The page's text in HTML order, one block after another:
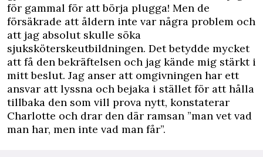
för gammal för att börja plugga! Men de
försäkrade att åldern inte var några problem och
att jag absolut skulle söka
sjuksköterskeutbildningen. Det betydde mycket
att få den bekräftelsen och jag kände mig stärkt i
mitt beslut. Jag anser att omgivningen har ett
ansvar att lyssna och bejaka i stället för att hålla
tillbaka den som vill prova nytt, konstaterar
Charlotte och drar den där ramsan ”man vet vad
man har, men inte vad man får”.